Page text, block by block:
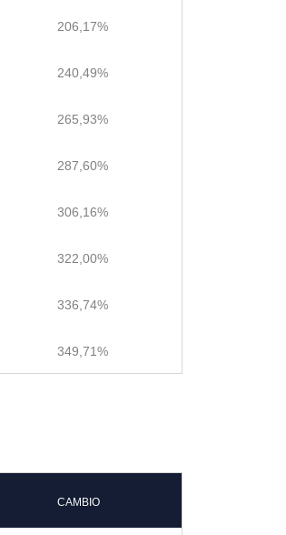
206,17%
240,49%
265,93%
287,60%
306,16%
322,00%
336,74%
349,71%
CAMBIO